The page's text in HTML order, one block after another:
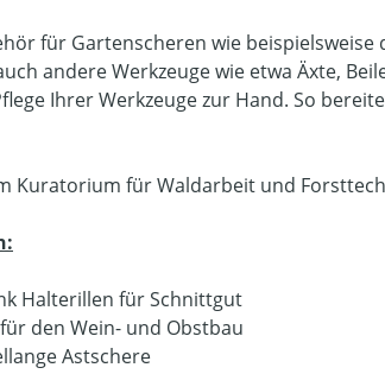
für Gartenscheren wie beispielsweise
andere Werkzeuge wie etwa Äxte,
Ihrer Werkzeuge zur Hand. So
Kuratorium für Waldarbeit und
Halterillen für Schnittgut
den Wein- und Obstbau
Astschere